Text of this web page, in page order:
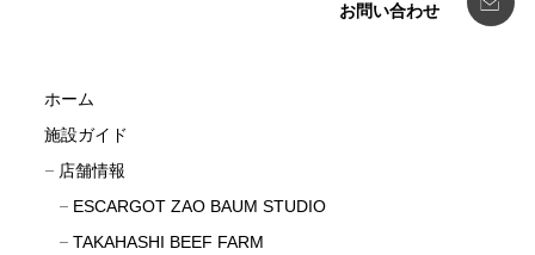
お問い合わせ
ホーム
施設ガイド
店舗情報
ESCARGOT ZAO BAUM STUDIO
TAKAHASHI BEEF FARM